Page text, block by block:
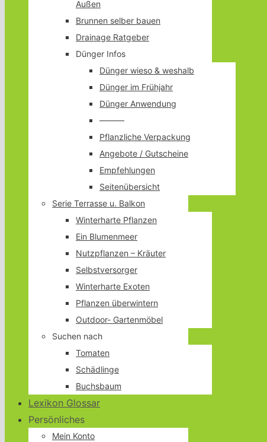
Außen
Brunnen selber bauen
Drainage Ratgeber
Dünger Infos
Dünger wieso & weshalb
Dünger im Frühjahr
Dünger Anwendung
———
Pflanzliche Verpackung
Angebote / Gutscheine
Empfehlungen
Seitenübersicht
Serie Terrasse u. Balkon
Winterharte Pflanzen
Ein Blumenmeer
Nutzpflanzen – Kräuter
Selbstversorger
Winterharte Exoten
Pflanzen überwintern
Outdoor- Gartenmöbel
Suchen nach
Tomaten
Schädlinge
Buchsbaum
Lexikon Glossar
Persönliches
Mein Konto